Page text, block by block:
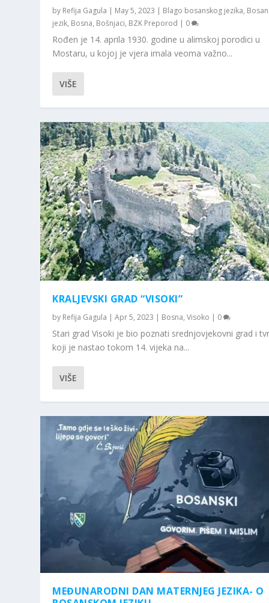
by Refija Gagula | May 5, 2023 | Blago bosanskog jezika,
jezik, Bosna, Bošnjaci, BZK Preporod | 0
Rođen je 14. aprila 1930. godine u alimskoj porodici u
Mostaru, u kojoj je vjera imala veoma važno...
VIŠE
KRALJEVSKI GRAD “VISOKI”
by Refija Gagula |Apr 5, 2023 | Bosna,Visoko | 0
Stari grad Visoki je bio poznati srednjovjekovni grad i
koji je nastao tokom 14. vijeka na...
VIŠE
MEĐUNARODNI DAN MATERNJEG JEZIKA- O